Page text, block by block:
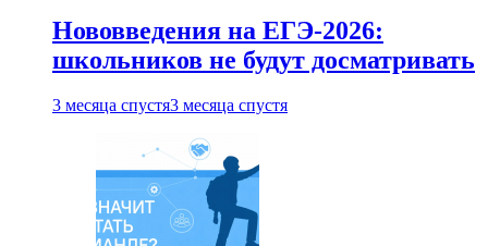
Нововведения на ЕГЭ-2026:
школьников не будут досматривать
3 месяца спустя3 месяца спустя